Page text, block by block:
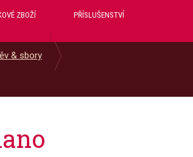
ZBOŽÍ PŘÍSLUŠENSTVÍ
& sbory